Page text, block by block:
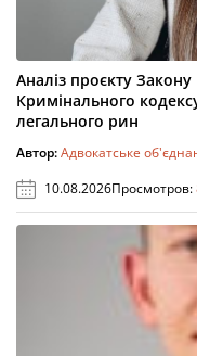
Аналіз проєкту
Кримінального
легального рин
Автор:Адвокатське
10.08.2026Просмотров: